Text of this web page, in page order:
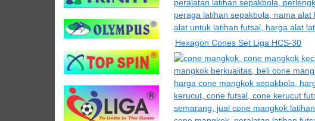
Hexagon Cones Set Liga HCS-30